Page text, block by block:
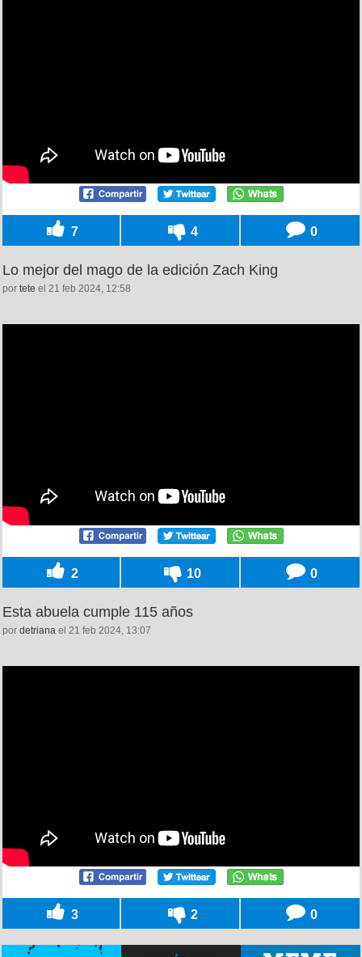
7 4 0
Lo mejor del mago de la edición Zach King
por tete el 21 feb 2024, 12:58
2 10 0
Esta abuela cumple 115 años
por detriana el 21 feb 2024, 13:07
3 2 0